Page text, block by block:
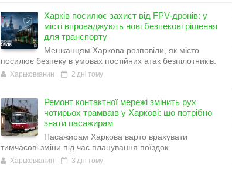
Харків посилює захист від FPV-дронів: у
місті впроваджують нові безпекові рішення
для транспорту
Мешканцям Харкова розповіли, як місто
посилює безпеку в умовах постійних атак безпілотників.
Харьковчанин 2 дні тому
Ремонт контактної мережі змінить рух
чотирьох трамваїв у Харкові: що потрібно
знати пасажирам
Пасажирам Харкова варто врахувати
тимчасові зміни під час планування поїздок.
Харьковчанин 3 дні тому